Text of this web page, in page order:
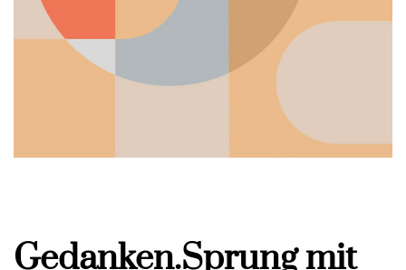
Gedanken.Sprung mit